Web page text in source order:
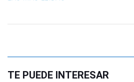
TE PUEDE INTERESAR